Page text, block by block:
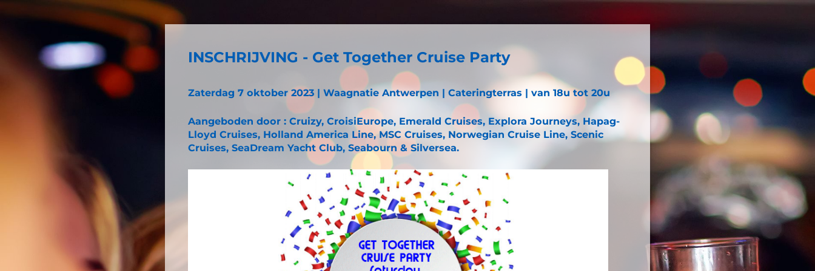
INSCHRIJVING - Get Together Cruise Party
Zaterdag 7 oktober 2023 | Waagnatie Antwerpen | Cateringterras | van 18u tot 20u
Aangeboden door : Cruizy, CroisiEurope, Emerald Cruises, Explora Journeys, Hapag-
Lloyd Cruises, Holland America Line, MSC Cruises, Norwegian Cruise Line, Scenic
Cruises, SeaDream Yacht Club, Seabourn & Silversea.